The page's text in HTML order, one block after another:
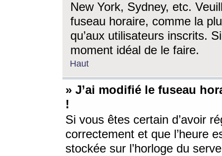
New York, Sydney, etc.
fuseau horaire, comme la
qu’aux utilisateurs inscrits.
moment idéal de le faire.
Haut
» J’ai modifié le fuseau
!
Si vous êtes certain d’avoir
correctement et que l’heure
stockée sur l’horloge du